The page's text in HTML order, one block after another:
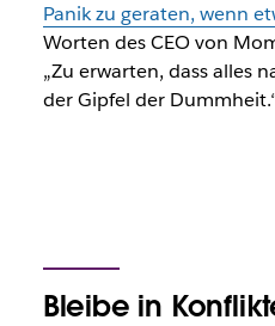
Panik zu geraten, wenn
Worten des CEO von
„Zu erwarten, dass alles
der Gipfel der
Bleibe in